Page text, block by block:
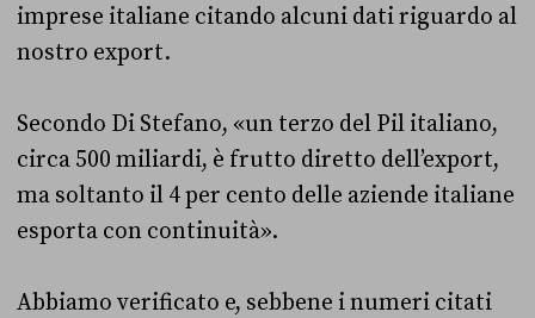
imprese italiane citando alcuni dati riguardo al
nostro export.
Secondo Di Stefano, «un terzo del Pil italiano,
circa 500 miliardi, è frutto diretto dell’export,
ma soltanto il 4 per cento delle aziende italiane
esporta con continuità».
Abbiamo verificato e, sebbene i numeri citati